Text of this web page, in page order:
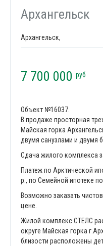
Архангельск
Архангельск,
7 700 000 руб
Объект №16037.
В продаже просторная
Майская горка
двумя санузлами и двумя
Сдача жилого комплекса
Платеж по Арктической
р., по Семейной ипотеке
Возможно заказать
цене.
Жилой комплекс СТЕЛС
округе Майская горка
близости расположены